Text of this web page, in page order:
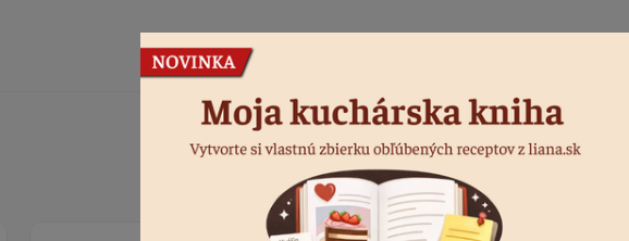
Podobné produkty